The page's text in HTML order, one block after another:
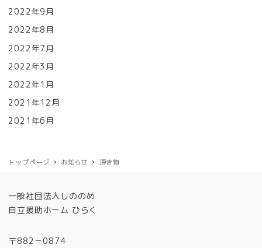
2022年9月
2022年8月
2022年7月
2022年3月
2022年1月
2021年12月
2021年6月
トップページ お知らせ 頂き物
一般社団法人しののめ
自立援助ホーム ひらく
〒882－0874